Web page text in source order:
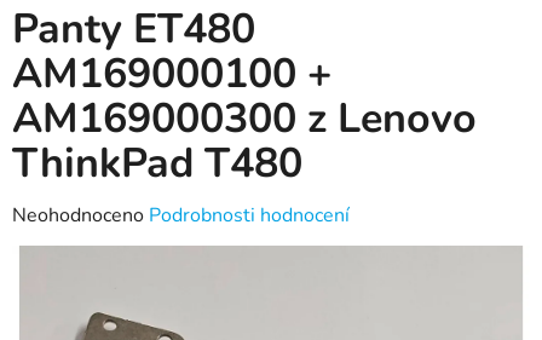
Panty ET480
AM169000100 +
AM169000300 z Lenovo
ThinkPad T480
Průměrné
hodnocení
Neohodnoceno Podrobnosti hodnocení